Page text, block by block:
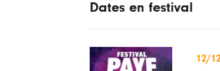
Dates en festival
12/